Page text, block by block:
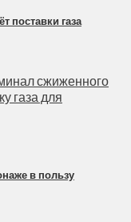
поставки газа
сжиженного
газа для
в пользу